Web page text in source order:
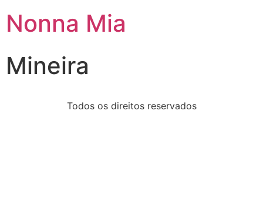
Nonna Mia
Mineira
Todos os direitos reservados